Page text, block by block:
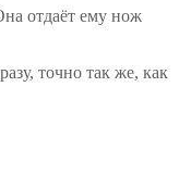
отдаёт ему нож
точно так же, как